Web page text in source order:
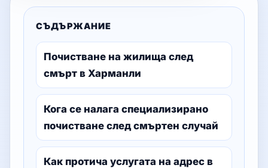
СЪДЪРЖАНИЕ
Почистване на жилища след
смърт в Харманли
Кога се налага специализирано
почистване след смъртен случай
Как протича услугата на адрес в